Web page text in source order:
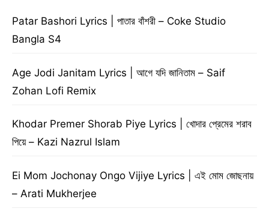
Patar Bashori Lyrics | পাতার বাঁশরী – Coke Studio
Bangla S4
Age Jodi Janitam Lyrics | আগে যদি জানিতাম – Saif
Zohan Lofi Remix
Khodar Premer Shorab Piye Lyrics | খোদার প্রেমের শরাব
পিয়ে – Kazi Nazrul Islam
Ei Mom Jochonay Ongo Vijiye Lyrics | এই মোম জোছনায়
– Arati Mukherjee